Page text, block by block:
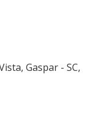
Gaspar - SC,